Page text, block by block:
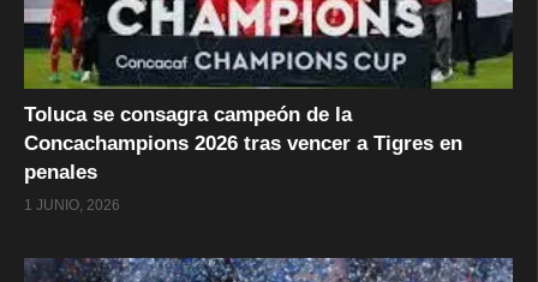
Toluca se consagra campeón de la
Concachampions 2026 tras vencer a Tigres en
penales
1 JUNIO, 2026